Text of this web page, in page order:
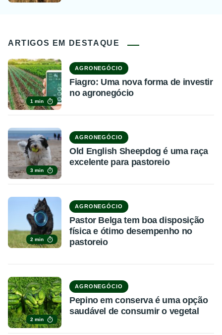
ARTIGOS EM DESTAQUE
1 min
AGRONEGÓCIO
Fiagro: Uma nova forma de investir
no agronegócio
3 min
AGRONEGÓCIO
Old English Sheepdog é uma raça
excelente para pastoreio
2 min
AGRONEGÓCIO
Pastor Belga tem boa disposição
física e ótimo desempenho no
pastoreio
2 min
AGRONEGÓCIO
Pepino em conserva é uma opção
saudável de consumir o vegetal